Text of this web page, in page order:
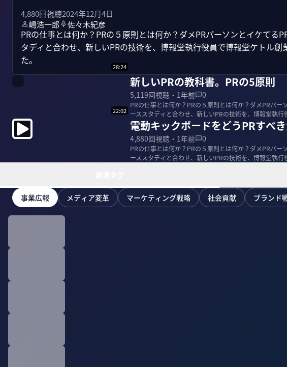
4,880回視聴2024年12月4日
嶋浩一郎
佐々木紀彦
PRの仕事とは何か？PRの５原則とは何か？ダメPRパーソンとイケてる
タディと合わせ、新しいPRの技術を、博報堂執行役員で博報堂ケトル創
た。
28:24
新しいPRの教科書。PRの5原則
5,119回視聴・ 1年前 0
PRの仕事とは何か？PRの５原則とは何か？ダメPRパー
ーススタディと合わせ、新しいPRの技術を、博報堂執
ってもらった...
22:02
電動キックボードをどうPRすべき
4,880回視聴・ 1年前 0
PRの仕事とは何か？PRの５原則とは何か？ダメPRパー
ーススタディと合わせ、新しいPRの技術を、博報堂執
事業広報 メディア変革 マーケティング戦略 社会貢献 ブランド